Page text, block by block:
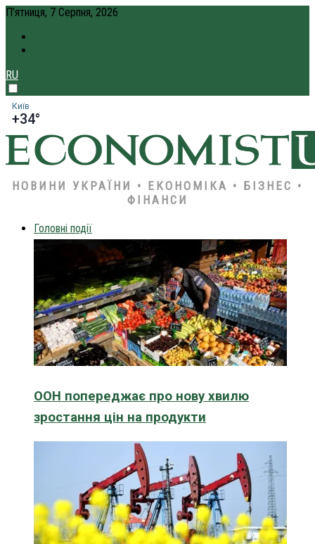
П’ятниця, 7 Серпня, 2026
RU
Київ
+34°
НОВИНИ УКРАЇНИ • ЕКОНОМІКА • БІЗНЕС •
ФІНАНСИ
Головні події
ООН попереджає про нову хвилю
зростання цін на продукти